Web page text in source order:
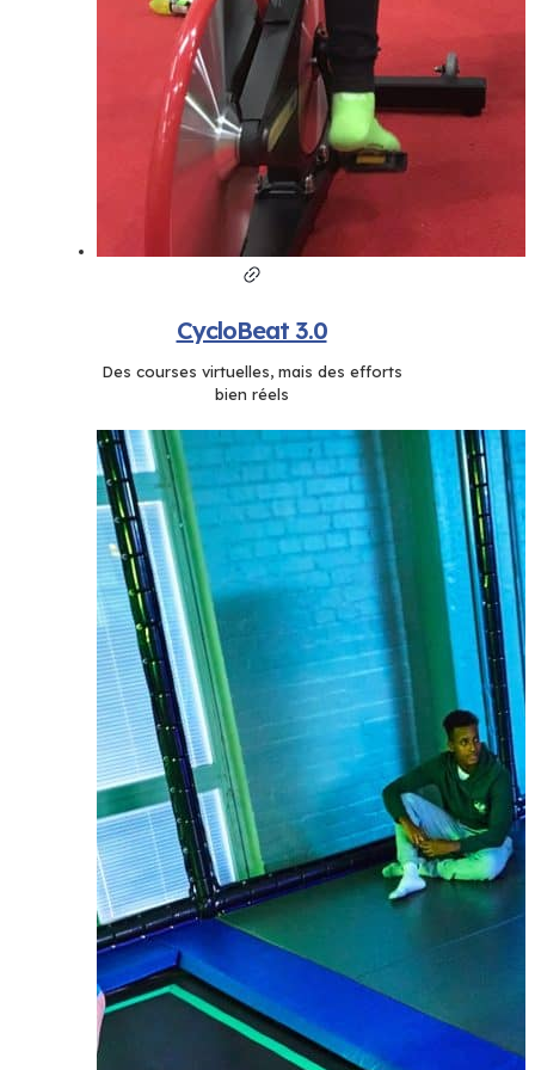
CycloBeat 3.0
Des courses virtuelles, mais des efforts
bien réels